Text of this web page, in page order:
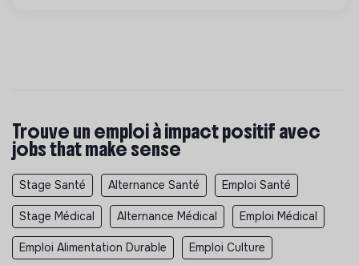
Trouve un emploi à impact positif avec
jobs that make sense
Stage Santé Alternance Santé Emploi Santé
Stage Médical Alternance Médical Emploi Médical
Emploi Alimentation Durable Emploi Culture